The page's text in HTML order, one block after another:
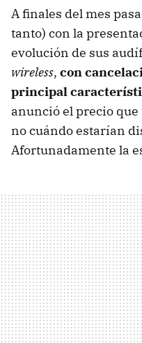
A finales del mes
tanto) con la
evolución de sus
wireless, con
principal
anunció el precio
no cuándo estarían
Afortunadamente la